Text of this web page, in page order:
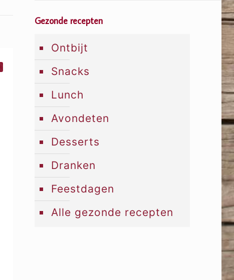
Gezonde recepten
Ontbijt
Snacks
Lunch
Avondeten
Desserts
Dranken
Feestdagen
Alle gezonde recepten